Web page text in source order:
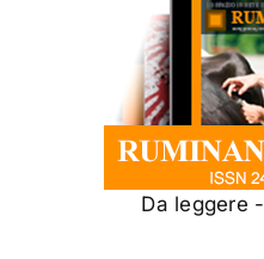
Da leggere -